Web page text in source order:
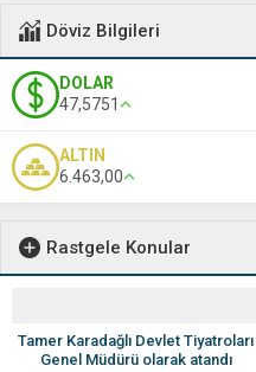
Döviz Bilgileri
DOLAR
47,5751
ALTIN
6.463,00
Rastgele Konular
Tamer Karadağlı Devlet Tiyatroları
Genel Müdürü olarak atandı